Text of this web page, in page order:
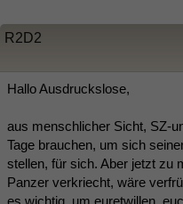
R2D2
Hallo Ausdruckslose,
aus menschlicher Sicht, SZ-
Tage brauchen, um sich
stellen, für sich. Aber jetzt zu
Panzer verkriecht, wäre
es wichtig, um euretwillen,